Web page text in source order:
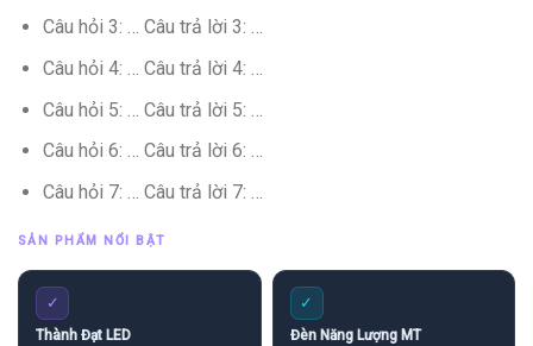
Câu hỏi 3: … Câu trả lời 3: …
Câu hỏi 4: … Câu trả lời 4: …
Câu hỏi 5: … Câu trả lời 5: …
Câu hỏi 6: … Câu trả lời 6: …
Câu hỏi 7: … Câu trả lời 7: …
SẢN PHẨM NỔI BẬT
✓
Thành Đạt LED
✓
Đèn Năng Lượng MT